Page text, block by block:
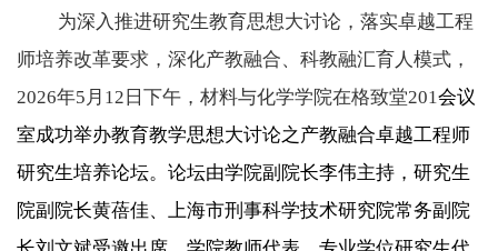
为深入推进研究生教育思想大讨论，落实卓越工程
师培养改革要求，深化产教融合、科教融汇育人模式，
2026年5 月 12 日下午，材料与化学学院在格致堂201会议
室成功举办教育教学思想大讨论之产教融合卓越工程师
研究生培养论坛。论坛由学院副院长李伟主持，研究生
院副院长黄蓓佳、上海市刑事科学技术研究院常务副院